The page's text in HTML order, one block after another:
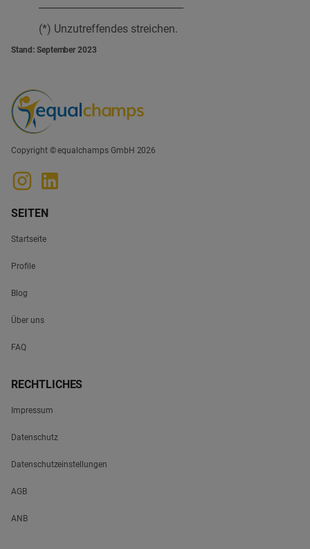
(*) Unzutreffendes streichen.
Stand: September 2023
Copyright © equalchamps GmbH 2026
SEITEN
Startseite
Profile
Blog
Über uns
FAQ
RECHTLICHES
Impressum
Datenschutz
Datenschutzeinstellungen
AGB
ANB